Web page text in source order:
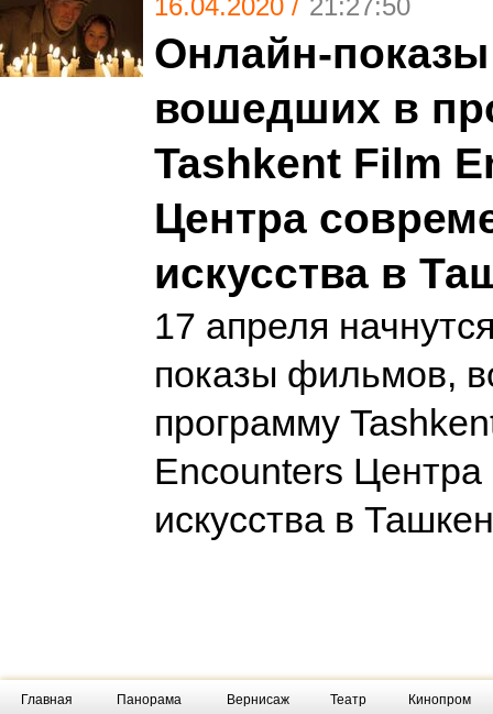
16.04.2020 / 21:27:50
Онлайн-
вошедших в
Tashkent Film
Центра
искусства в
17 апреля
показы фильмов,
программу
Encounters Центра
искусства в
Главная Панорама Вернисаж Театр Кинопром